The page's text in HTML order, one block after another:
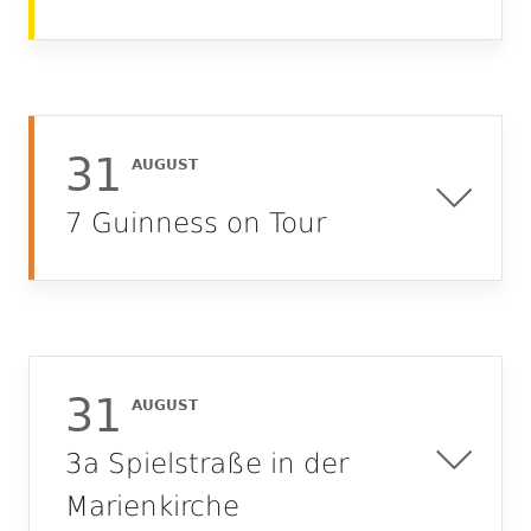
31 AUGUST
7 Guinness on Tour
31 AUGUST
3a Spielstraße in der
Marienkirche